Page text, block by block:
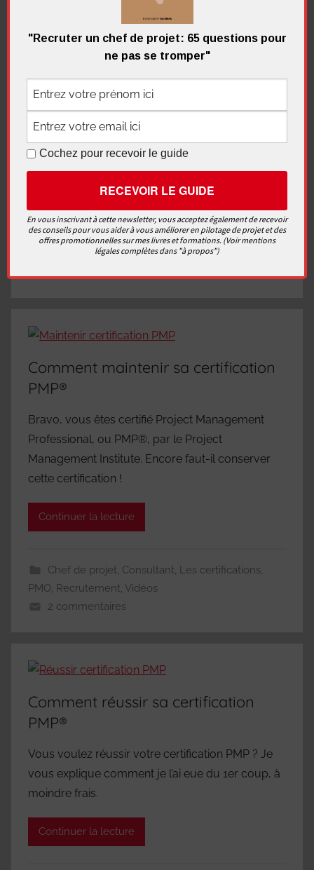
l’humour ?
Soyons sérieux et parlons humour. L’humour peut
faire de vous un meilleur leader et nous allons
voir cela. C’est parti
Chef de projet,La communication,Vidéos
Comment maintenir sa certification
PMP®
Bravo, vous êtes certifié Project Management
Professional, ou PMP®, par le Project
Management Institute. Encore faut-il conserver
cette certification !
Continuer la lecture
Chef de projet, Consultant, Les certifications,
PMO, Recrutement, Vidéos
2 commentaires
Comment réussir sa certification
PMP®
Vous voulez réussir votre certification PMP ? Je
vous explique comment je l’ai eue du 1er coup, à
moindre frais.
Continuer la lecture
"Recruter un chef de projet: 65 questions pour
ne pas se tromper"
Cochez pour recevoir le guide
En vous inscrivant à cette newsletter, vous acceptez également de recevoir
des conseils pour vous aider à vous améliorer en pilotage de projet et des
offres promotionnelles sur mes livres et formations. (Voir mentions
légales complètes dans "à propos")